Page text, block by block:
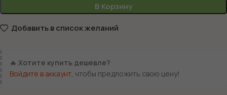
В Корзину
Добавить в список желаний
🔥 Хотите купить дешевле?
Войдите в аккаунт , чтобы предложить свою цену!